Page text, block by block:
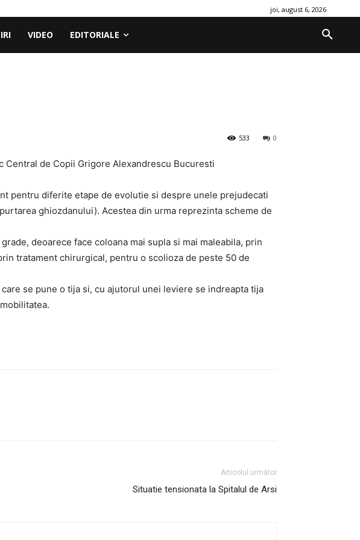
joi, august 6, 2026
VIDEO EDITORIALE
0
533
Central de Copii Grigore Alexandrescu Bucuresti
pentru diferite etape de evolutie si despre unele prejudecati
ghiozdanului). Acestea din urma reprezinta scheme de
deoarece face coloana mai supla si mai maleabila, prin
tratament chirurgical, pentru o scolioza de peste 50 de
se pune o tija si, cu ajutorul unei leviere se indreapta tija
Articolul următor
Situatie tensionata la Spitalul de Arsi